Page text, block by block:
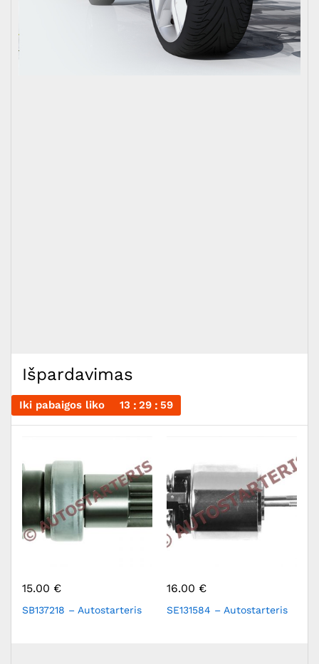
Išpardavimas
Iki pabaigos liko 13 29 58
15.00 €
SB137218 – Autostarteris
16.00 €
SE131584 – Autostarteris